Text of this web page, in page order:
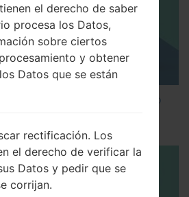
Oficial en el teléfono
el derecho de saber
procesa los Datos,
sobre ciertos
y obtener
Datos que se están
rectificación. Los
el derecho de verificar la
Datos y pedir que se
corrijan.